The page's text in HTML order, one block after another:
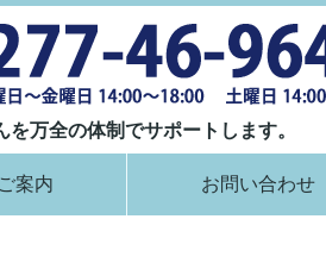
県桐生市
万全の体制でサポートします。
案内 お問い合わせ